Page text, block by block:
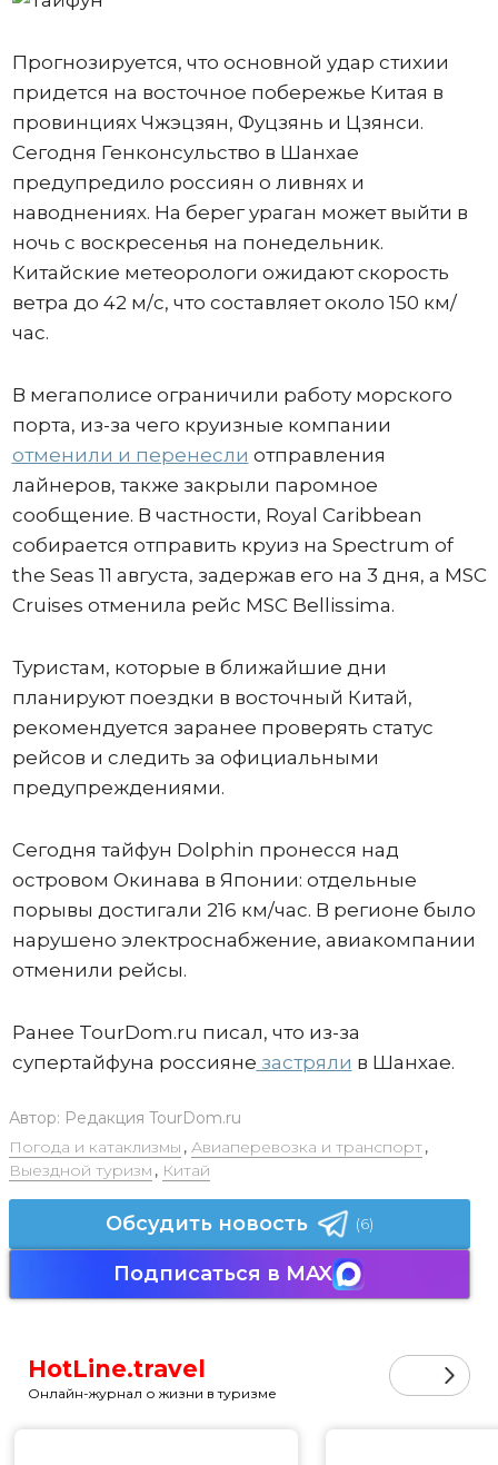
Прогнозируется, что основной удар стихии
придется на восточное побережье Китая в
провинциях Чжэцзян, Фуцзянь и Цзянси.
Сегодня Генконсульство в Шанхае
предупредило россиян о ливнях и
наводнениях. На берег ураган может выйти в
ночь с воскресенья на понедельник.
Китайские метеорологи ожидают скорость
ветра до 42 м/с, что составляет около 150 км/
час.
В мегаполисе ограничили работу морского
порта, из-за чего круизные компании
отменили и перенесли отправления
лайнеров, также закрыли паромное
сообщение. В частности, Royal Caribbean
собирается отправить круиз на Spectrum of
the Seas 11 августа, задержав его на 3 дня, а MSC
Cruises отменила рейс MSC Bellissima.
Туристам, которые в ближайшие дни
планируют поездки в восточный Китай,
рекомендуется заранее проверять статус
рейсов и следить за официальными
предупреждениями.
Сегодня тайфун Dolphin пронесся над
островом Окинава в Японии: отдельные
порывы достигали 216 км/час. В регионе было
нарушено электроснабжение, авиакомпании
отменили рейсы.
Ранее TourDom.ru писал, что из-за
супертайфуна россияне застряли в Шанхае.
Автор: Редакция TourDom.ru
Погода и катаклизмы , Авиаперевозка и транспорт,
Выездной туризм , Китай
Обсудить новость (6)
Подписаться в MAX
HotLine.travel
Онлайн-журнал о жизни в туризме